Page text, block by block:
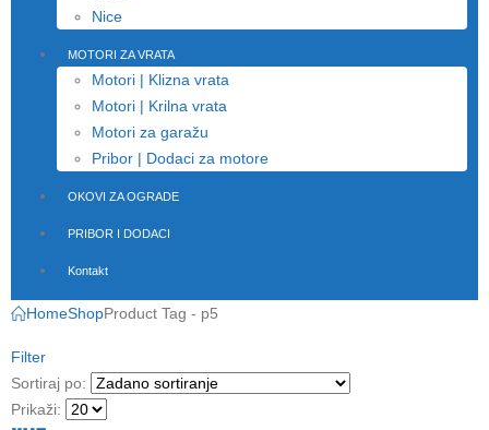
Nice
MOTORI ZA VRATA
Motori | Klizna vrata
Motori | Krilna vrata
Motori za garažu
Pribor | Dodaci za motore
OKOVI ZA OGRADE
PRIBOR I DODACI
Kontakt
HomeShopProduct Tag - p5
Filter
Sortiraj po:
Prikaži: